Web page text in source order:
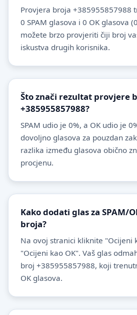
Provjera broja +385955857988
0 SPAM glasova i 0 OK glasova
možete brzo provjeriti čiji broj
iskustva drugih korisnika.
Što znači rezultat provjere
+385955857988?
SPAM udio je 0%, a OK udio je
dovoljno glasova za pouzdan
razlika između glasova obično
procjenu.
Kako dodati glas za SPAM/
broja?
Na ovoj stranici kliknite "Ocijeni
"Ocijeni kao OK". Vaš glas
broj +385955857988, koji
OK glasova.